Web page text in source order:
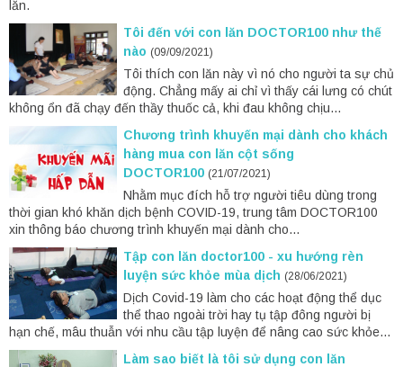
lăn.
Tôi đến với con lăn DOCTOR100 như thế
nào (09/09/2021)
Tôi thích con lăn này vì nó cho người ta sự chủ
động. Chẳng mấy ai chỉ vì thấy cái lưng có chút
không ổn đã chạy đến thầy thuốc cả, khi đau không chịu...
Chương trình khuyến mại dành cho khách
hàng mua con lăn cột sống
DOCTOR100 (21/07/2021)
Nhằm mục đích hỗ trợ người tiêu dùng trong
thời gian khó khăn dịch bệnh COVID-19, trung tâm DOCTOR100
xin thông báo chương trình khuyến mại dành cho...
Tập con lăn doctor100 - xu hướng rèn
luyện sức khỏe mùa dịch (28/06/2021)
Dịch Covid-19 làm cho các hoạt động thể dục
thể thao ngoài trời hay tụ tập đông người bị
hạn chế, mâu thuẫn với nhu cầu tập luyện để nâng cao sức khỏe...
Làm sao biết là tôi sử dụng con lăn